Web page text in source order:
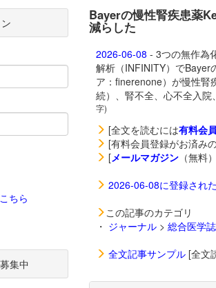
Bayerの慢性腎疾患薬
減らした
2026-06-08 - 3つの無作為
解析（INFINITY）でBayer
ア：finerenone）が慢性腎
続）、腎不全、心不全入院
字)
[全文を読むには有料会
[有料会員登録がお済み
[メールマガジン（無料
2026-06-08に登録され
この記事のカテゴリ
・ ジャーナル> 総合医学誌
全文記事サンプル[全文
ちら
集中